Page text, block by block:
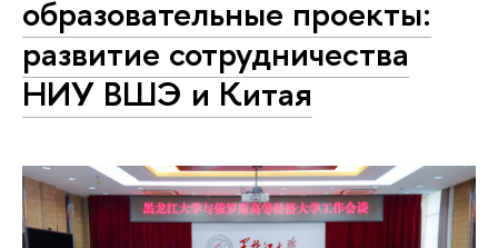
образовательные проекты:
развитие сотрудничества
НИУ ВШЭ и Китая